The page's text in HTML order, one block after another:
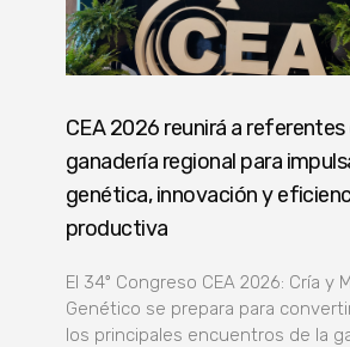
CEA 2026 reunirá a referentes
ganadería regional para
genética, innovación y
productiva
El 34º Congreso CEA 2026: Cría y
Genético se prepara para
los principales encuentros de la